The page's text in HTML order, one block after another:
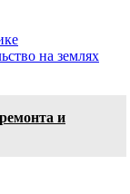
на землях
и